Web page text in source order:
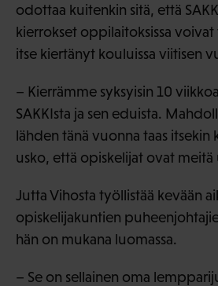
odottaa kuitenkin sitä, että
kierrokset oppilaitoksissa voivat
itse kiertänyt kouluissa viitisen
– Kierrämme syksyisin 10
SAKKIsta ja sen eduista.
lähden tänä vuonna taas itsekin
usko, että opiskelijat ovat meitä
Jutta Vihosta työllistää kevään
opiskelijakuntien
hän on mukana luomassa.
– Se on sellainen oma